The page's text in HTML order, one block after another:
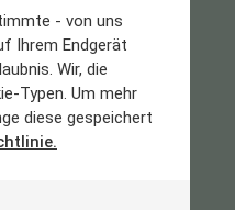
- von uns
Ihrem Endgerät
Wir, die
Typen. Um mehr
diese gespeichert